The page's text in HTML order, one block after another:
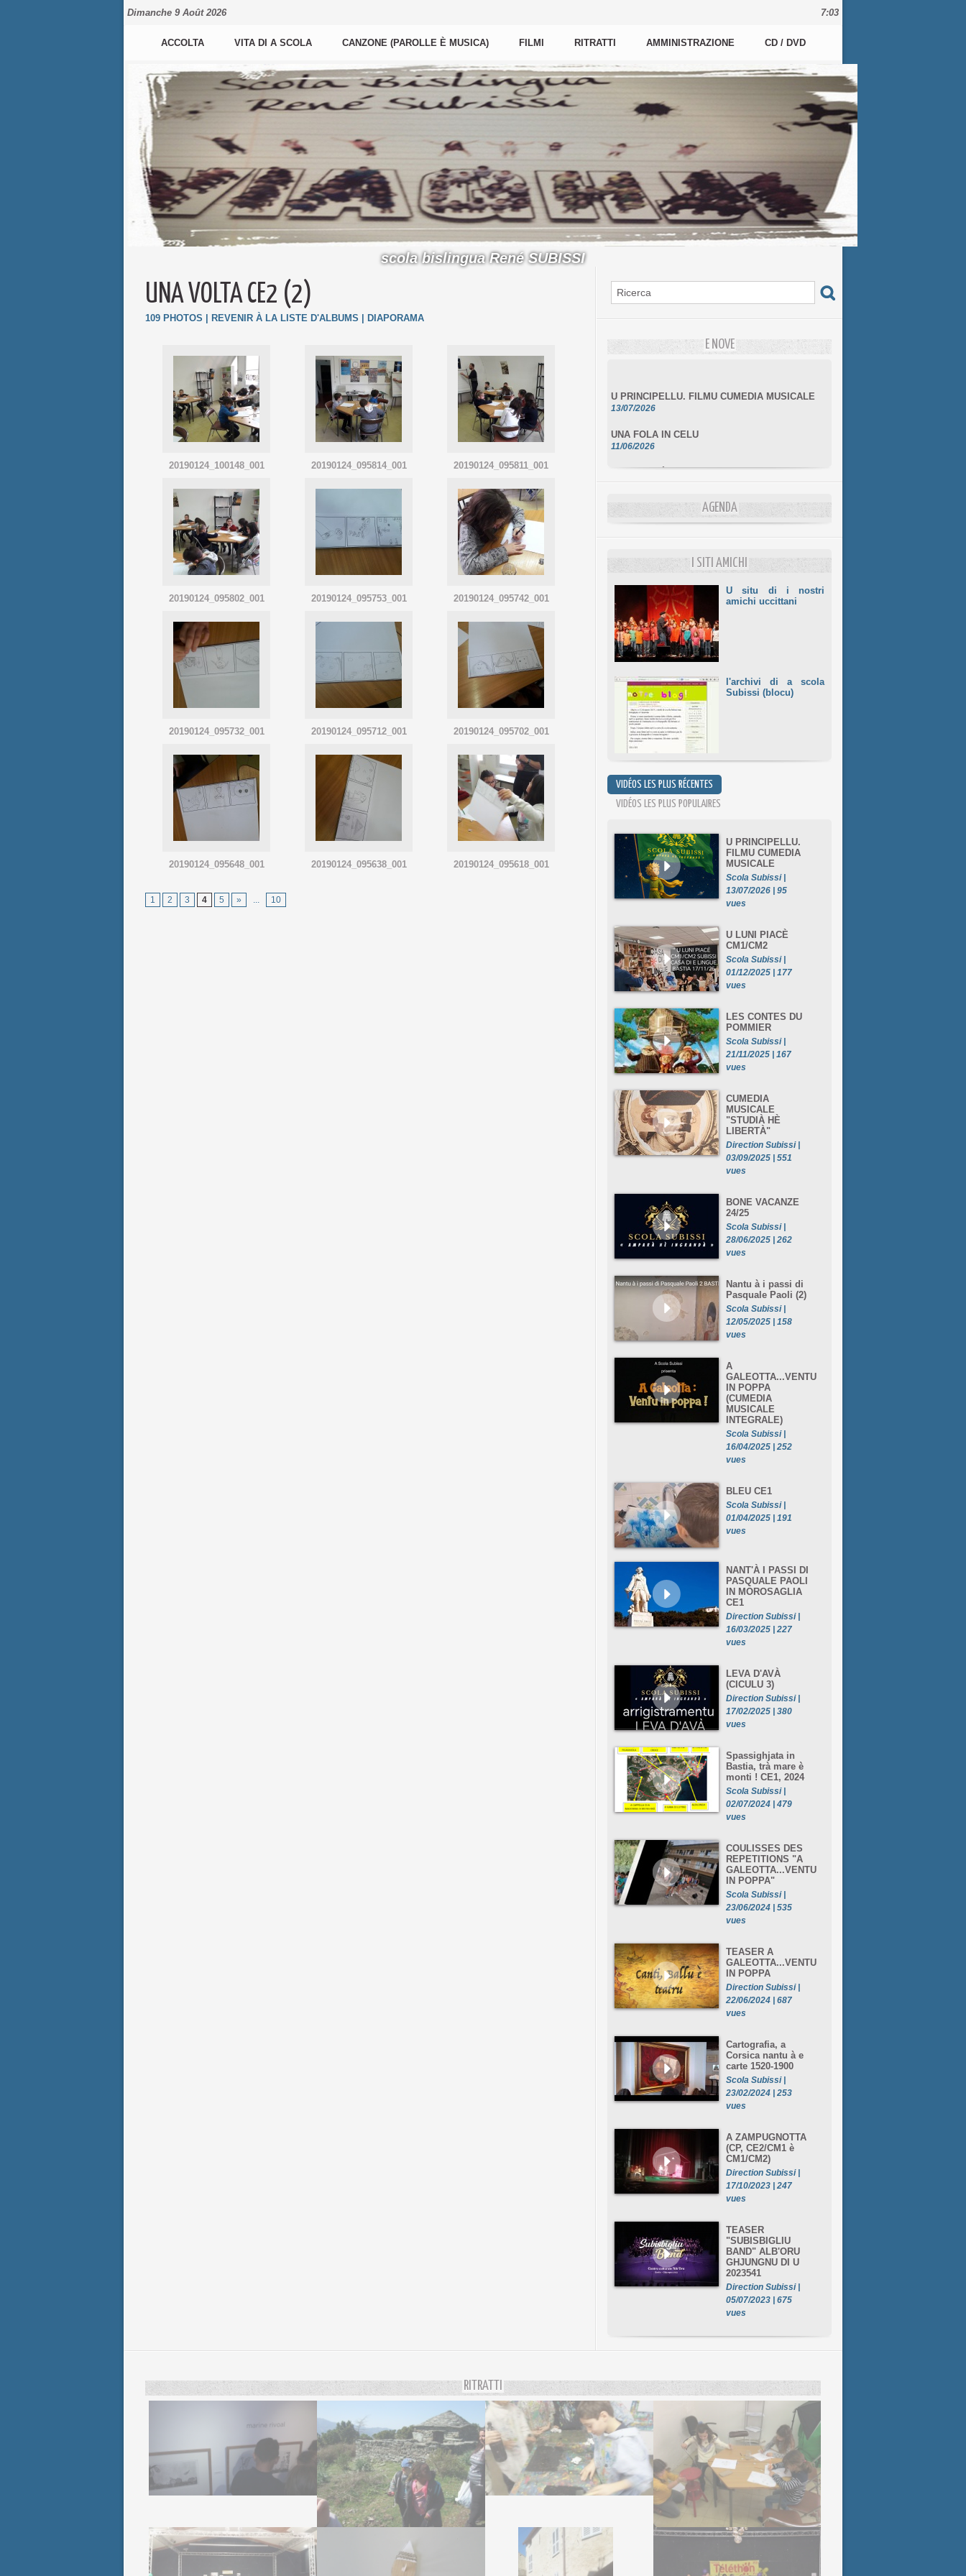
Dimanche 9 Août 2026 7:03
ACCOLTA VITA DI A SCOLA CANZONE (PAROLLE È MUSICA) FILMI RITRATTI AMMINISTRAZIONE CD / DVD
scola bislingua René SUBISSI
UNA VOLTA CE2 (2)
109 PHOTOS REVENIR À LA LISTE D'ALBUMS DIAPORAMA
20190124_100148_001 20190124_095814_001 20190124_095811_001
20190124_095802_001 20190124_095753_001 20190124_095742_001
20190124_095732_001 20190124_095712_001 20190124_095702_001
20190124_095648_001 20190124_095638_001 20190124_095618_001
1 2 3 4 5 » ... 10
E NOVE
13/07/2026
11/06/2026
10/06/2026
10/06/2026 AGENDA
I SITI AMICHI
U situ di i nostri
amichi uccittani
l'archivi di a scola
Subissi (blocu)
VIDÉOS LES PLUS RÉCENTES
VIDÉOS LES PLUS POPULAIRES
U PRINCIPELLU.
FILMU CUMEDIA
MUSICALE
Scola Subissi |
13/07/2026 | 95
vues
U LUNI PIACÈ
CM1/CM2
Scola Subissi |
01/12/2025 | 177
vues
LES CONTES DU
POMMIER
Scola Subissi |
21/11/2025 | 167
vues
CUMEDIA
MUSICALE
"STUDIÀ HÈ
LIBERTÀ"
Direction Subissi |
03/09/2025 | 551
vues
BONE VACANZE
24/25
Scola Subissi |
28/06/2025 | 262
vues
Nantu à i passi di
Pasquale Paoli (2)
Scola Subissi |
12/05/2025 | 158
vues
A
GALEOTTA...VENTU
IN POPPA
(CUMEDIA
MUSICALE
INTEGRALE)
Scola Subissi |
16/04/2025 | 252
vues
BLEU CE1
Scola Subissi |
01/04/2025 | 191
vues
NANT'À I PASSI DI
PASQUALE PAOLI
IN MOROSAGLIA
CE1
Direction Subissi |
16/03/2025 | 227
vues
LEVA D'AVÀ
(CICULU 3)
Direction Subissi |
17/02/2025 | 380
vues
Spassighjata in
Bastia, trà mare è
monti ! CE1, 2024
Scola Subissi |
02/07/2024 | 479
vues
COULISSES DES
REPETITIONS "A
GALEOTTA...VENTU
IN POPPA"
Scola Subissi |
23/06/2024 | 535
vues
TEASER A
GALEOTTA...VENTU
IN POPPA
Direction Subissi |
22/06/2024 | 687
vues
Cartografia, a
Corsica nantu à e
carte 1520-1900
Scola Subissi |
23/02/2024 | 253
vues
A ZAMPUGNOTTA
(CP, CE2/CM1 è
CM1/CM2)
Direction Subissi |
17/10/2023 | 247
vues
TEASER
"SUBISBIGLIU
BAND" ALB'ORU
GHJUNGNU DI U
2023541
Direction Subissi |
05/07/2023 | 675
vues
RITRATTI